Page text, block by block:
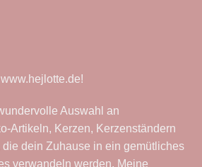
www.hejlotte.de!
Auswahl an
Artikeln, Kerzen, Kerzenständern
dein Zuhause in ein gemütliches
verwandeln werden. Meine